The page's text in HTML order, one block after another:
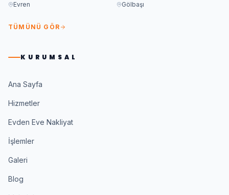
Evren Gölbaşı
TÜMÜNÜ GÖR
KURUMSAL
Ana Sayfa
Hizmetler
Evden Eve Nakliyat
İşlemler
Galeri
Blog